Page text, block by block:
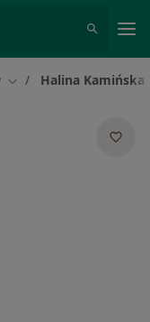
Zmień miasto
Halina Kamińska